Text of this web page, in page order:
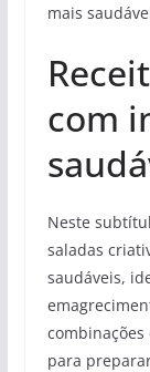
mais
com
Neste
saladas
saudáveis,
para